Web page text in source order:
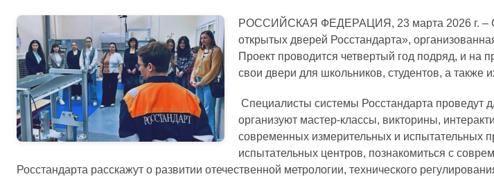
РОССИЙСКАЯ ФЕДЕРАЦИЯ, 23 марта 2026 г. –
открытых дверей Росстандарта»,
Проект проводится четвертый год подряд, и на
свои двери для школьников, студентов, а также
Специалисты системы Росстандарта проведут
организуют мастер-классы, викторины,
современных измерительных и испытательных
испытательных центров, познакомиться с
Росстандарта расскажут о развитии отечественной метрологии, технического